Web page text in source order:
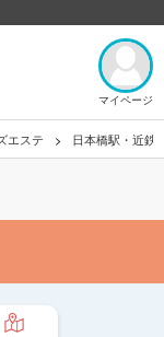
マイページ
エステ 日本橋駅・近鉄